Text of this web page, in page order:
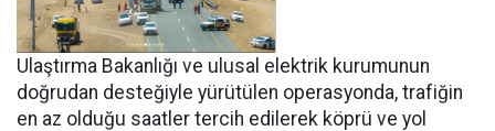
Ulaştırma Bakanlığı ve ulusal elektrik kurumunun
doğrudan desteğiyle yürütülen operasyonda, trafiğin
en az olduğu saatler tercih edilerek köprü ve yol